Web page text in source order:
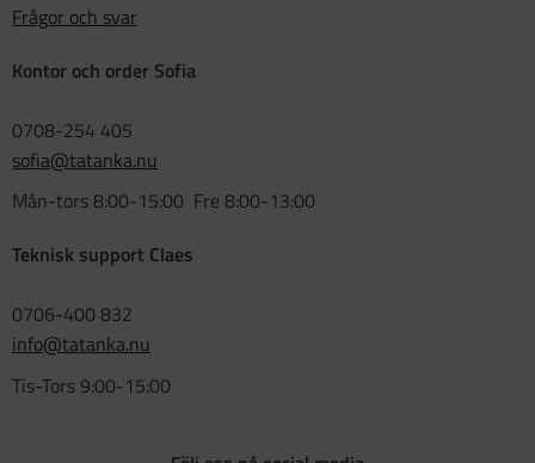
Frågor och svar
Kontor och order Sofia
0708-254 405
sofia@tatanka.nu
Mån-tors 8:00-15:00 Fre 8:00-13:00
Teknisk support Claes
0706-400 832
info@tatanka.nu
Tis-Tors 9:00-15:00